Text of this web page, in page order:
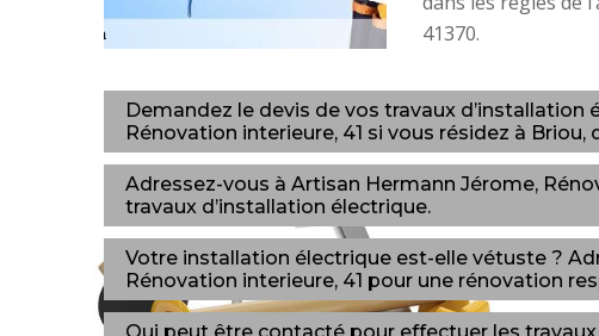
41370.
Demandez le devis de vos travaux
Rénovation interieure, 41 si vous résidez à Briou,
Adressez-vous à Artisan Hermann Jérome,
travaux d’installation électrique.
Votre installation électrique est-elle vétuste ?
Rénovation interieure, 41 pour une rénovation